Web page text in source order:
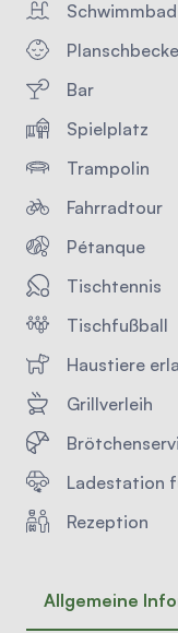
Schwimmbad
Bar
Spielplatz
Trampolin
Fahrradtour
Pétanque
Tischtennis
Tischfußball
Haustiere
Grillverleih
Ladestation
Rezeption
Allgemeine